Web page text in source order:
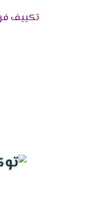
هذا
جودة
وبعد
أيضًا
تتمتع
تكييف